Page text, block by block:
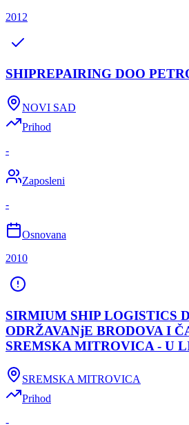
2012
SHIPREPAIRING DOO
NOVI SAD
Prihod
-
Zaposleni
-
Osnovana
2010
SIRMIUM SHIP LOGISTICS
ODRŽAVANjE BRODOVA I
SREMSKA MITROVICA - U
SREMSKA MITROVICA
Prihod
-